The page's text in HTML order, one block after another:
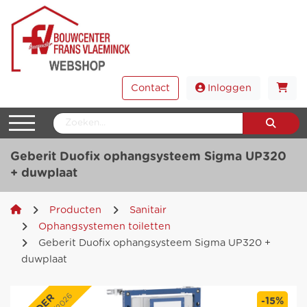
Contact Inloggen
Geberit Duofix ophangsysteem Sigma UP320
+ duwplaat
Producten
Sanitair
Ophangsystemen toiletten
Geberit Duofix ophangsysteem Sigma UP320 +
duwplaat
-15%